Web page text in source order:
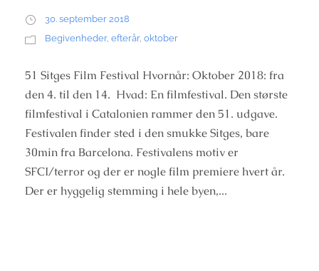
30. september 2018
Begivenheder, efterår, oktober
51 Sitges Film Festival Hvornår: Oktober 2018: fra
den 4. til den 14. Hvad: En filmfestival. Den største
filmfestival i Catalonien rammer den 51. udgave.
Festivalen finder sted i den smukke Sitges, bare
30min fra Barcelona. Festivalens motiv er
SFCI/terror og der er nogle film premiere hvert år.
Der er hyggelig stemming i hele byen,...